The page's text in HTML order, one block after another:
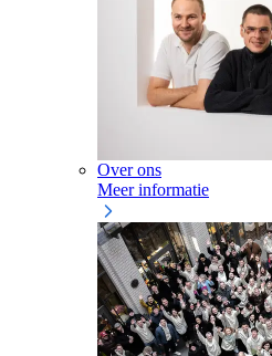
Over ons
Meer informatie